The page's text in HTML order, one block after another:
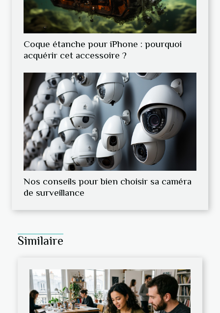
Coque étanche pour iPhone : pourquoi
acquérir cet accessoire ?
Nos conseils pour bien choisir sa caméra
de surveillance
Similaire